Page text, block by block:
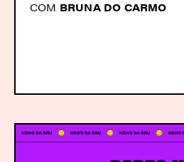
COM BRUNA DO CARMO